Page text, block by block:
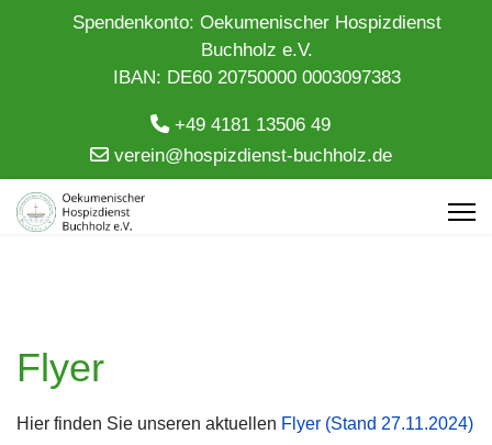
Spendenkonto: Oekumenischer Hospizdienst
Buchholz e.V.
IBAN: DE60 20750000 0003097383
+49 4181 13506 49
verein@hospizdienst-buchholz.de
Flyer
Hier finden Sie unseren aktuellen Flyer (Stand 27.11.2024)